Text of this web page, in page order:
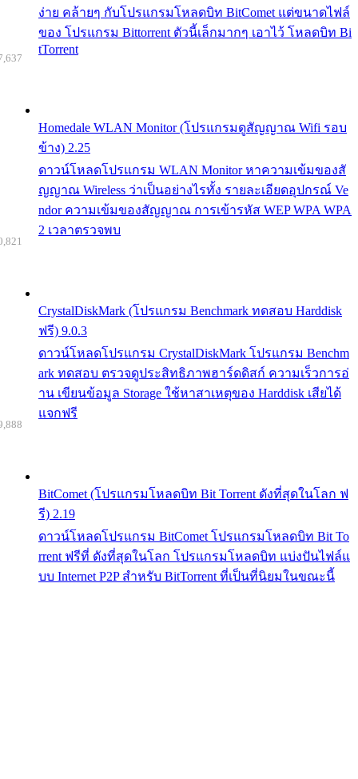
ง่าย คล้ายๆ กับโปรแกรมโหลดบิท BitComet แต่ขนาดไฟล์
ของ โปรแกรม Bittorrent ตัวนี้เล็กมากๆ เอาไว้ โหลดบิท Bi
tTorrent
Homedale WLAN Monitor (โปรแกรมดูสัญญาณ Wifi รอบ
ข้าง) 2.25
ดาวน์โหลดโปรแกรม WLAN Monitor หาความเข้มของสั
ญญาณ Wireless ว่าเป็นอย่างไรทั้ง รายละเอียดอุปกรณ์ Ve
ndor ความเข้มของสัญญาณ การเข้ารหัส WEP WPA WPA
2 เวลาตรวจพบ
CrystalDiskMark (โปรแกรม Benchmark ทดสอบ Harddisk
ฟรี) 9.0.3
ดาวน์โหลดโปรแกรม CrystalDiskMark โปรแกรม Benchm
ark ทดสอบ ตรวจดูประสิทธิภาพฮาร์ดดิสก์ ความเร็วการอ่
าน เขียนข้อมูล Storage ใช้หาสาเหตุของ Harddisk เสียได้
แจกฟรี
BitComet (โปรแกรมโหลดบิท Bit Torrent ดังที่สุดในโลก ฟ
รี) 2.19
ดาวน์โหลดโปรแกรม BitComet โปรแกรมโหลดบิท Bit To
rrent ฟรีที่ ดังที่สุดในโลก โปรแกรมโหลดบิท แบ่งปันไฟล์แ
บบ Internet P2P สำหรับ BitTorrent ที่เป็นที่นิยมในขณะนี้